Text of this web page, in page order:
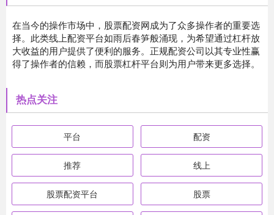
在当今的操作市场中，股票配资网成为了众多操作者的重要选
择。此类线上配资平台如雨后春笋般涌现，为希望通过杠杆放
大收益的用户提供了便利的服务。正规配资公司以其专业性赢
得了操作者的信赖，而股票杠杆平台则为用户带来更多选择。
热点关注
平台 配资
推荐 线上
股票配资平台 股票